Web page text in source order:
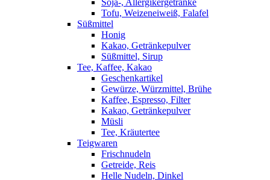
Soja-, Allergikergetränke
Tofu, Weizeneiweiß, Falafel
Süßmittel
Honig
Kakao, Getränkepulver
Süßmittel, Sirup
Tee, Kaffee, Kakao
Geschenkartikel
Gewürze, Würzmittel, Brühe
Kaffee, Espresso, Filter
Kakao, Getränkepulver
Müsli
Tee, Kräutertee
Teigwaren
Frischnudeln
Getreide, Reis
Helle Nudeln, Dinkel